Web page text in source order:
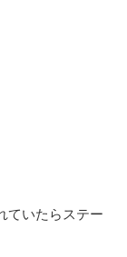
ていたらステー